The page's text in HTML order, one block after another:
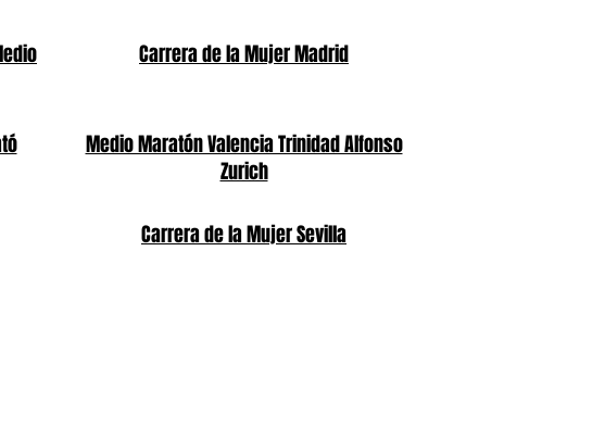
Carrera de la Mujer Madrid
Medio Maratón Valencia Trinidad Alfonso
Zurich
Carrera de la Mujer Sevilla